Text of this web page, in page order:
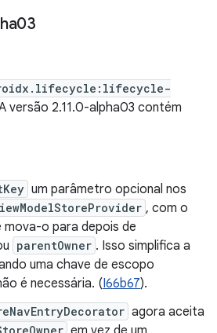
versão 2.11.0-alpha03 contém
um parâmetro opcional nos
, com o
mova-o para depois de
parentOwner . Isso simplifica a
uma chave de escopo
é necessária. (I66b67).
agora aceita